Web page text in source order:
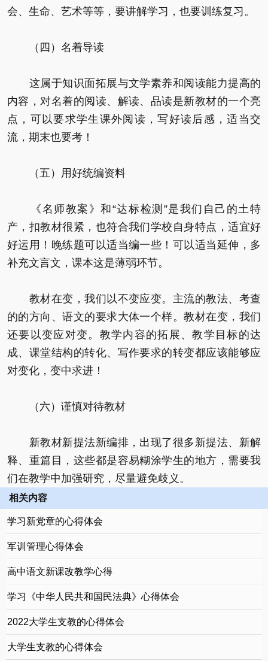
会、生命、艺术等等，要讲解学习，也要训练复习。
（四）名着导读
这属于知识面拓展与文学素养和阅读能力提高的
内容，对名着的阅读、解读、品读是新教材的一个亮
点，可以要求学生课外阅读，写好读后感，适当交
流，期末也要考！
（五）用好统编资料
《名师教案》和“达标检测”是我们自己的土特
产，扣教材很紧，也符合我们学校自身特点，适宜好
好运用！晚练题可以适当编一些！可以适当延伸，多
补充文言文，课本这是薄弱环节。
教材在变，我们以不变应变。主流的教法、考查
的的方向、语文的要求大体一个样。教材在变，我们
还要以变应对变。教学内容的拓展、教学目标的达
成、课堂结构的转化、写作要求的转变都应该能够应
对变化，变中求进！
（六）谨慎对待教材
新教材新提法新编排，出现了很多新提法、新解
释、重篇目，这些都是容易糊涂学生的地方，需要我
们在教学中加强研究，尽量避免歧义。
相关内容
学习新党章的心得体会
军训管理心得体会
高中语文新课改教学心得
学习《中华人民共和国民法典》心得体会
2022大学生支教的心得体会
大学生支教的心得体会